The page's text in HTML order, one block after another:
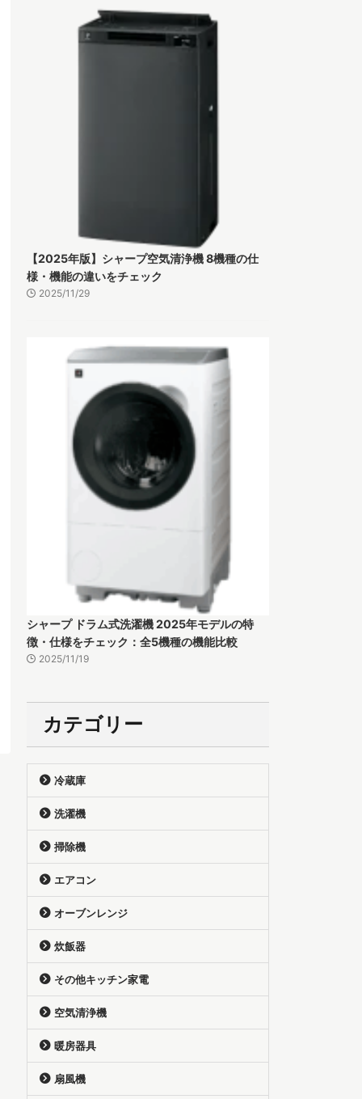
【2025年版】シャープ空気清浄機 8機種の仕
様・機能の違いをチェック
2025/11/29
シャープ ドラム式洗濯機 2025年モデルの特
徴・仕様をチェック：全5機種の機能比較
2025/11/19
カテゴリー
冷蔵庫
洗濯機
掃除機
エアコン
オーブンレンジ
炊飯器
その他キッチン家電
空気清浄機
暖房器具
扇風機